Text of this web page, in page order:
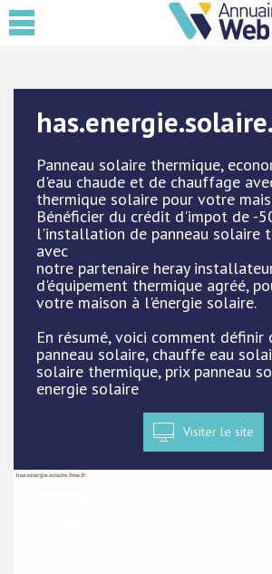
Panneau solaire thermique,
d'eau chaude et de chauffage
thermique solaire pour votre
Bénéficier du crédit d'impot de -
l'installation de panneau solaire
avec
notre partenaire heray
d'équipement thermique agréé,
votre maison à l'énergie solaire.
En résumé, voici comment définir
panneau solaire, chauffe eau
solaire thermique, prix panneau
energie solaire
Visiter le site